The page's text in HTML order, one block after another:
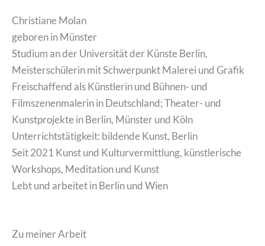
Christiane Molan
geboren in Münster
Studium an der Universität der Künste Berlin,
Meisterschülerin mit Schwerpunkt Malerei und Grafik
Freischaffend als Künstlerin und Bühnen- und
Filmszenenmalerin in Deutschland; Theater- und
Kunstprojekte in Berlin, Münster und Köln
Unterrichtstätigkeit: bildende Kunst, Berlin
Seit 2021 Kunst und Kulturvermittlung, künstlerische
Workshops, Meditation und Kunst
Lebt und arbeitet in Berlin und Wien
Zu meiner Arbeit